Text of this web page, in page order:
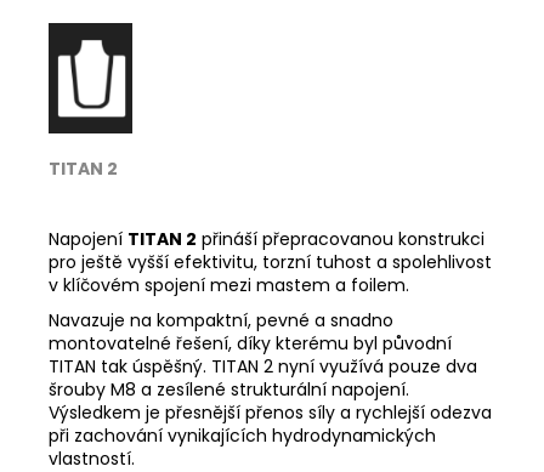
TITAN 2
Napojení TITAN 2 přináší přepracovanou konstrukci
pro ještě vyšší efektivitu, torzní tuhost a spolehlivost
v klíčovém spojení mezi mastem a foilem.
Navazuje na kompaktní, pevné a snadno
montovatelné řešení, díky kterému byl původní
TITAN tak úspěšný. TITAN 2 nyní využívá pouze dva
šrouby M8 a zesílené strukturální napojení.
Výsledkem je přesnější přenos síly a rychlejší odezva
při zachování vynikajících hydrodynamických
vlastností.